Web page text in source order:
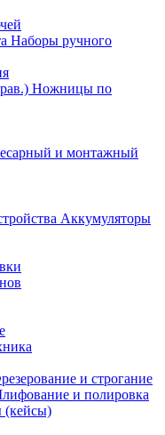
Наборы ручного
Ножницы по
и монтажный
Аккумуляторы
и строгание
и полировка
(кейсы)